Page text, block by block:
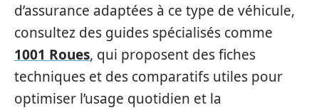
d’assurance adaptées à ce type de véhicule,
consultez des guides spécialisés comme
1001 Roues, qui proposent des fiches
techniques et des comparatifs utiles pour
optimiser l’usage quotidien et la